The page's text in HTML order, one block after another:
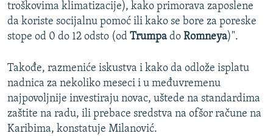
troškovima klimatizacije), kako primorava zaposlene
da koriste socijalnu pomoć ili kako se bore za poreske
stope od 0 do 12 odsto (od Trumpa do Romneya)".
Takođe, razmeniće iskustva i kako da odlože isplatu
nadnica za nekoliko meseci i u međuvremenu
najpovoljnije investiraju novac, uštede na standardima
zaštite na radu, ili prebace sredstva na ofšor račune na
Karibima, konstatuje Milanović.